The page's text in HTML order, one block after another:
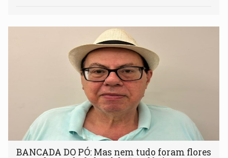
BANCADA DO PÓ: Mas nem tudo foram flores